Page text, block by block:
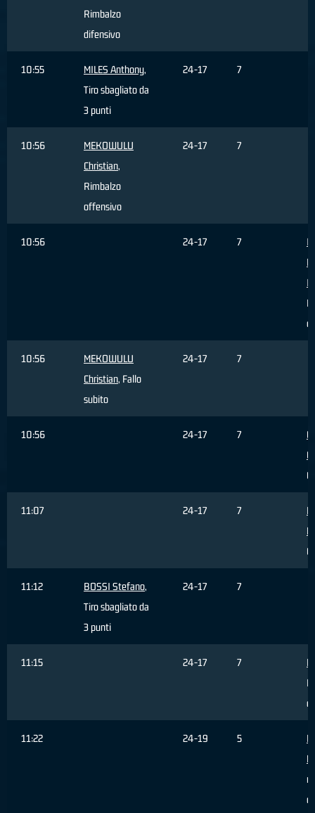
Rimbalzo
difensivo
10:55 MILES Anthony,
Tiro sbagliato da
3 punti
24-17 7
10:56
MEKOWULU
Christian,
Rimbalzo
offensivo
24-17 7
10:56 24-17 7
10:56
MEKOWULU
Christian, Fallo
subito
24-17 7
10:56 24-17 7
11:07 24-17 7
11:12 BOSSI Stefano,
Tiro sbagliato da
3 punti
24-17 7
11:15 24-17 7
11:22 24-19 5